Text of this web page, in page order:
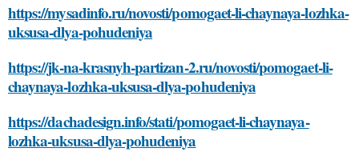
https://mysadinfo.ru/novosti/pomogaet-li-chaynaya-lozhka-
uksusa-dlya-pohudeniya
https://jk-na-krasnyh-partizan-2.ru/novosti/pomogaet-li-
chaynaya-lozhka-uksusa-dlya-pohudeniya
https://dachadesign.info/stati/pomogaet-li-chaynaya-
lozhka-uksusa-dlya-pohudeniya